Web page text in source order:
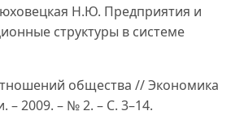
Н.Ю. Предприятия и
структуры в системе
общества // Экономика
2009. – № 2. – С. 3–14.